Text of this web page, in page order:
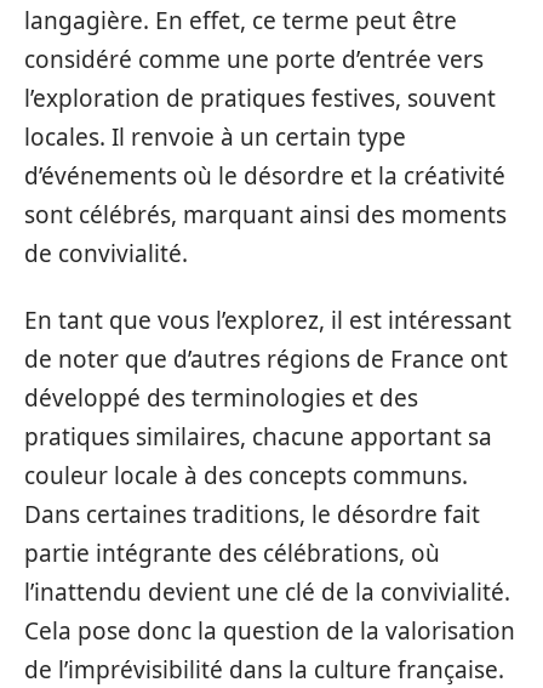
langagière. En effet, ce terme peut être
considéré comme une porte d’entrée vers
l’exploration de pratiques festives, souvent
locales. Il renvoie à un certain type
d’événements où le désordre et la créativité
sont célébrés, marquant ainsi des moments
de convivialité.
En tant que vous l’explorez, il est intéressant
de noter que d’autres régions de France ont
développé des terminologies et des
pratiques similaires, chacune apportant sa
couleur locale à des concepts communs.
Dans certaines traditions, le désordre fait
partie intégrante des célébrations, où
l’inattendu devient une clé de la convivialité.
Cela pose donc la question de la valorisation
de l’imprévisibilité dans la culture française.